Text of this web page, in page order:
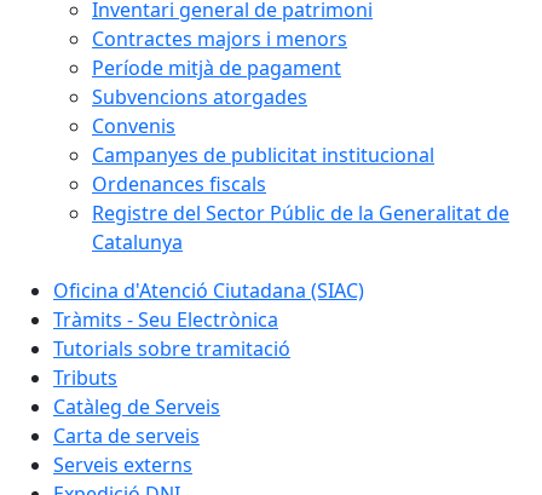
Inventari general de patrimoni
Contractes majors i menors
Període mitjà de pagament
Subvencions atorgades
Convenis
Campanyes de publicitat institucional
Ordenances fiscals
Registre del Sector Públic de la Generalitat de
Catalunya
Oficina d'Atenció Ciutadana (SIAC)
Tràmits - Seu Electrònica
Tutorials sobre tramitació
Tributs
Catàleg de Serveis
Carta de serveis
Serveis externs